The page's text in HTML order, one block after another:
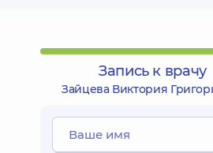
Запись к врачу
Зайцева Виктория